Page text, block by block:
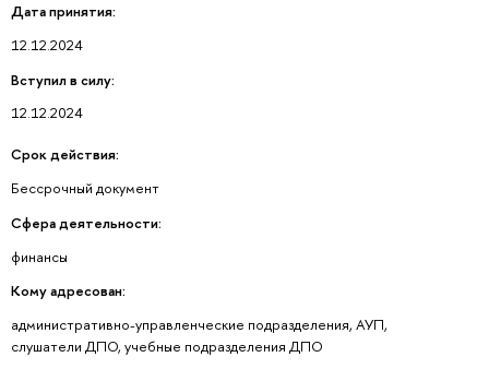
Дата принятия:
12.12.2024
Вступил в силу:
12.12.2024
Срок действия:
Бессрочный документ
Сфера деятельности:
финансы
Кому адресован:
административно-управленческие подразделения, АУП,
слушатели ДПО, учебные подразделения ДПО